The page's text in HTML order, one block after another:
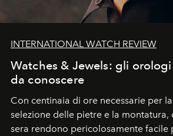
INTERNATIONAL WATCH REVIEW
Watches & Jewels: gli
da conoscere
Con centinaia di ore necessarie per
selezione delle pietre e la
sera rendono pericolosamente facile